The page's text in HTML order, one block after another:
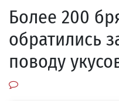
Более 200
обратились
поводу